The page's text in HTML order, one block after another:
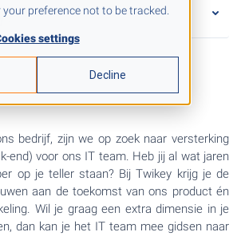
preference not to be tracked.
settings
Decline
bedrijf, zijn we op zoek naar versterking
end) voor ons IT team. Heb jij al wat jaren
op je teller staan? Bij Twikey krijg je de
aan de toekomst van ons product én
Wil je graag een extra dimensie in je
dan kan je het IT team mee gidsen naar